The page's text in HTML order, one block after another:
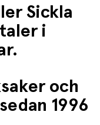
Sickla
i
och
1996